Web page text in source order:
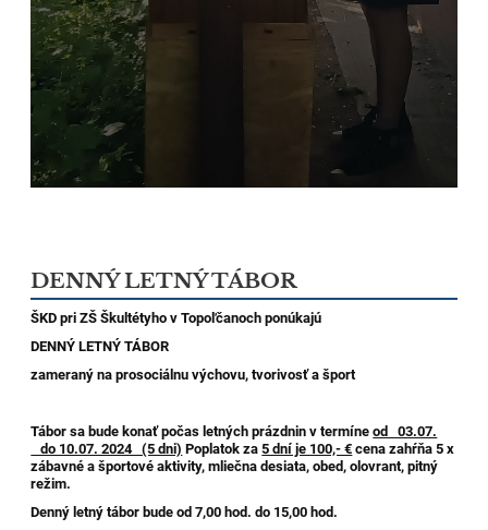
DENNÝ LETNÝ TÁBOR
ŠKD pri ZŠ Škultétyho v Topoľčanoch ponúkajú
DENNÝ LETNÝ TÁBOR
zameraný na prosociálnu výchovu, tvorivosť a šport
Tábor sa bude konať počas letných prázdnin v termíneod 03.07.
do 10.07. 2024 (5 dni) Poplatok za5 dní je 100,- € cena zahŕňa 5 x
zábavné a športové aktivity, mliečna desiata, obed, olovrant, pitný
režim.
Denný letný tábor bude od 7,00 hod. do 15,00 hod.